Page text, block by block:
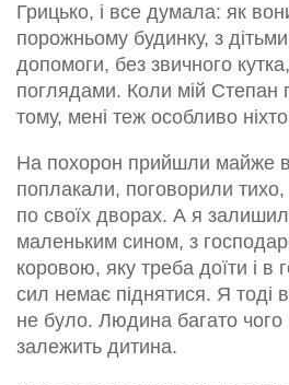
Грицько, і все думала: як
порожньому будинку, з
допомоги, без звичного
поглядами. Коли мій Степан
тому, мені теж особливо
На похорон прийшли майже
поплакали, поговорили тихо,
по своїх дворах. А я
маленьким сином, з
коровою, яку треба доїти і в
сил немає піднятися. Я тоді
не було. Людина багато
залежить дитина.